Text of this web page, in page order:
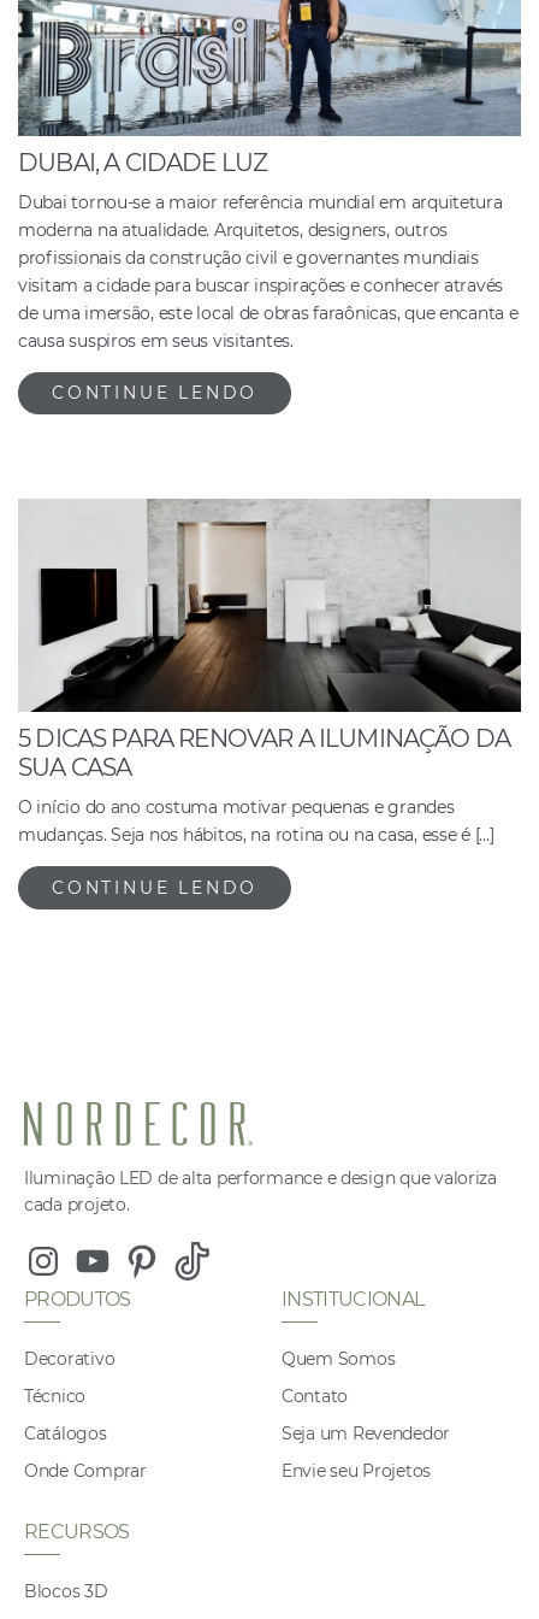
DUBAI, A CIDADE LUZ
Dubai tornou-se a maior referência mundial em arquitetura
moderna na atualidade. Arquitetos, designers, outros
profissionais da construção civil e governantes mundiais
visitam a cidade para buscar inspirações e conhecer através
de uma imersão, este local de obras faraônicas, que encanta e
causa suspiros em seus visitantes.
CONTINUE LENDO
5 DICAS PARA RENOVAR A ILUMINAÇÃO DA
SUA CASA
O início do ano costuma motivar pequenas e grandes
mudanças. Seja nos hábitos, na rotina ou na casa, esse é […]
CONTINUE LENDO
Iluminação LED de alta performance e design que valoriza
cada projeto.
InstagramYoutubePinterest
Tiktok
PRODUTOS
Decorativo
Técnico
Catálogos
Onde Comprar
INSTITUCIONAL
Quem Somos
Contato
Seja um Revendedor
Envie seu Projetos
RECURSOS
Blocos 3D